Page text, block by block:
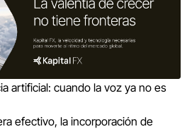
artificial: cuando la voz ya no es
efectivo, la incorporación de